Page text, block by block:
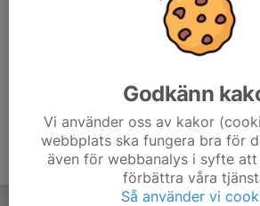
Godkänn
Vi använder oss av kakor
webbplats ska fungera bra för
även för webbanalys i syfte
förbättra våra
Så använder vi